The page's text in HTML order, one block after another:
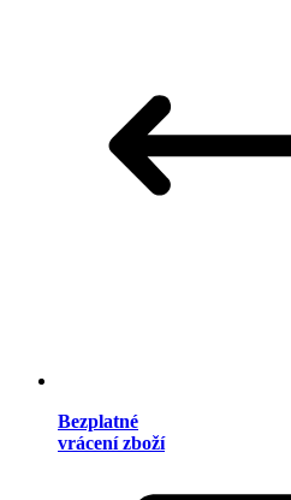
Bezplatné
vrácení zboží